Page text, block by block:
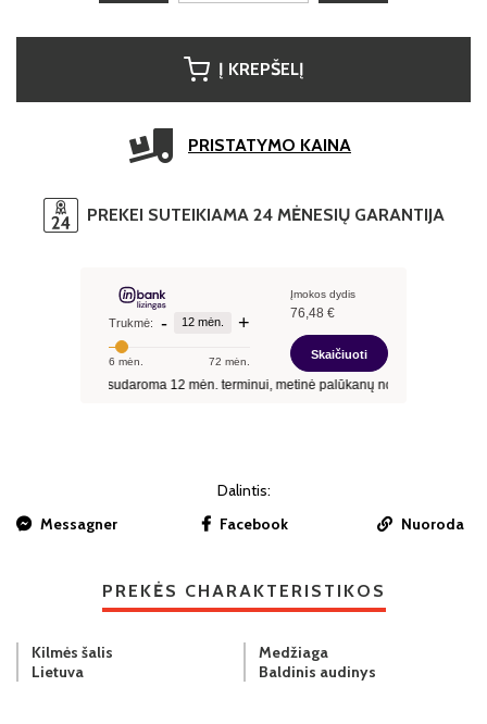
Į KREPŠELĮ
PRISTATYMO KAINA
PREKEI SUTEIKIAMA 24 MĖNESIŲ GARANTIJA
Dalintis:
Messagner
Facebook Nuoroda
PREKĖS CHARAKTERISTIKOS
Kilmės šalis
Lietuva
Medžiaga
Baldinis audinys